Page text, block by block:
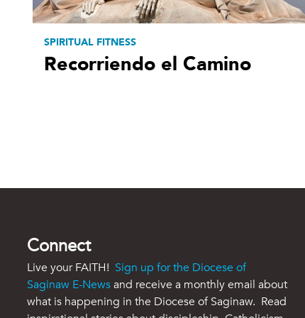
SPIRITUAL FITNESS
Recorriendo el Camino
Connect
Live your FAITH! Sign up for the Diocese of
Saginaw E-Newsand receive a monthly email about
what is happening in the Diocese of Saginaw. Read